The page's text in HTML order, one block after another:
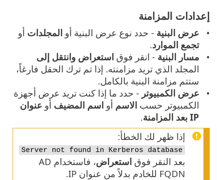
إعدادات المزامنة
عرض البنية - حدد نوع عرض البنية أوالمجلدات أو
تجمع الموارد.
مسار البنية - انقر فوقاستعراض وانتقل إلى
المجلد الذي تريد مزامنته. إذا تم ترك الحقل فارغاً،
ستتم مزامنة البنية بالكامل.
عرض الكمبيوتر - حدد ما إذا كنت تريد عرض أجهزة
الكمبيوتر حسبالاسم أواسم المضيف أوعنوان
IP بعد المزامنة
.
إذا ظهر لك الخطأ:
Server not found in Kerberos database
بعد النقر فوق استعراض
، فاستخدام AD
FQDN للخادم بدلاً من عنوان IP.